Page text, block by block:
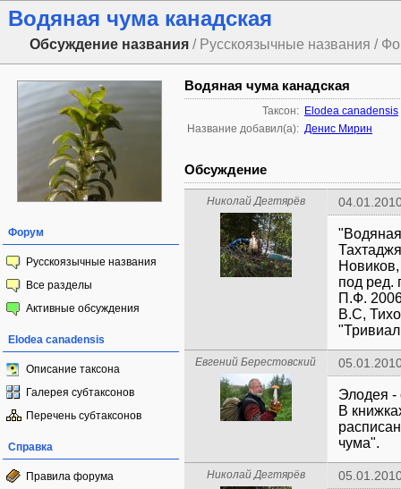
Водяная чума канадская
Обсуждение названия / Русскоязычные названия /
Форум
Русскоязычные названия
Все разделы
Активные обсуждения
Elodea canadensis
Описание таксона
Галерея субтаксонов
Перечень субтаксонов
Справка
Правила форума
Водяная чума канадская
Таксон: Elodea canadensis
Название добавил(а): Денис Мирин
Обсуждение
Николай Дегтярёв
под ред.
П.Ф.
В.С,
Евгений Берестовский
Элодея -
В
чума".
Николай Дегтярёв